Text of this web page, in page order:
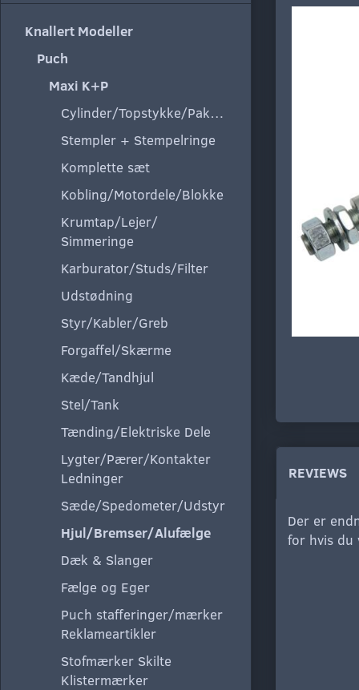
Knallert Modeller
Puch
Maxi K+P
Cylinder/Topstykke/Pakning
Stempler + Stempelringe
Komplette sæt
Kobling/Motordele/Blokke
Krumtap/Lejer/
Simmeringe
Karburator/Studs/Filter
Udstødning
Styr/Kabler/Greb
Forgaffel/Skærme
Kæde/Tandhjul
Stel/Tank
Tænding/Elektriske Dele
Lygter/Pærer/Kontakter
Ledninger
Sæde/Spedometer/Udstyr
Hjul/Bremser/Alufælge
Dæk & Slanger
Fælge og Eger
Puch stafferinger/mærker
Reklameartikler
Stofmærker Skilte
Klistermærker
REVIEWS
Der er
for hvis du